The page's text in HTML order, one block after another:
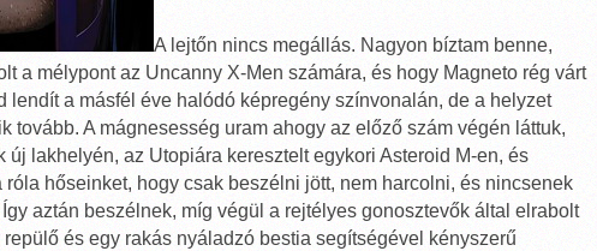
A lejtőn nincs megállás. Nagyon bíztam benne,
a mélypont az Uncanny X-Men számára, és hogy Magneto rég várt
lendít a másfél éve halódó képregény színvonalán, de a helyzet
tovább. A mágnesesség uram ahogy az előző szám végén láttuk,
új lakhelyén, az Utopiára keresztelt egykori Asteroid M-en, és
róla hőseinket, hogy csak beszélni jött, nem harcolni, és nincsenek
aztán beszélnek, míg végül a rejtélyes gonosztevők által elrabolt
és egy rakás nyáladzó bestia segítségével kényszerű